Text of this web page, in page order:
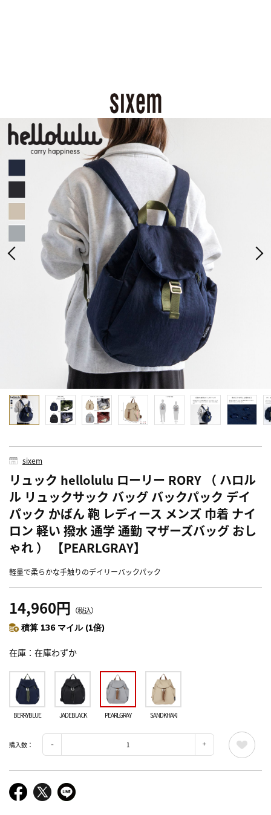
sixem
リュック hellolulu ローリー RORY （ ハロル
ル リュックサック バッグ バックパック デイ
パック かばん 鞄 レディース メンズ 巾着 ナイ
ロン 軽い 撥水 通学 通勤 マザーズバッグ おし
ゃれ ） 【PEARLGRAY】
軽量で柔らかな手触りのデイリーバックパック
14,960円 （税込）
積算 136 マイル (1倍)
在庫 在庫わずか
BERRYBLUE JADEBLACK PEARLGRAY SANDKHAKI
購入数：